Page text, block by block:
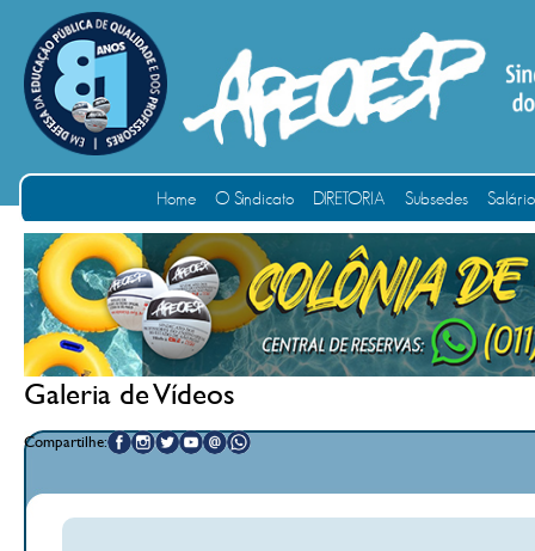
Home O Sindicato DIRETORIA Subsedes
Galeria de Vídeos
Compartilhe: